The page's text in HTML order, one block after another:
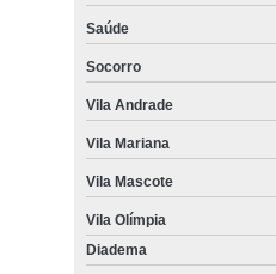
Saúde
Socorro
Vila Andrade
Vila Mariana
Vila Mascote
Vila Olímpia
Diadema